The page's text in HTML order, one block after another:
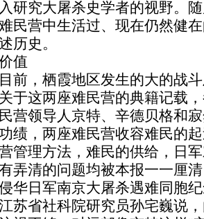
研究大屠杀史学者的视野。
民营中生活过、现在仍然健
历史。
，栖霞地区发生的大的战斗
于这两座难民营的典籍记载
民营领导人京特、辛德贝格和
绩，两座难民营收容难民的
管理方法，难民的供给，日
弄清的问题均被本报一一厘
华日军南京大屠杀遇难同胞
省社科院研究员孙宅巍说，